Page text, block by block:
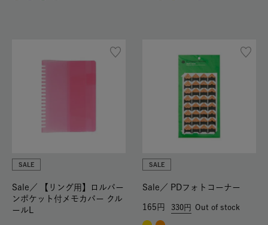
SALE
Sale／
【リング用】ロルバー
ンポケット付メモカバー クル
ールL
SALE
Sale／ PDフォトコーナー
330
165 Out of stock